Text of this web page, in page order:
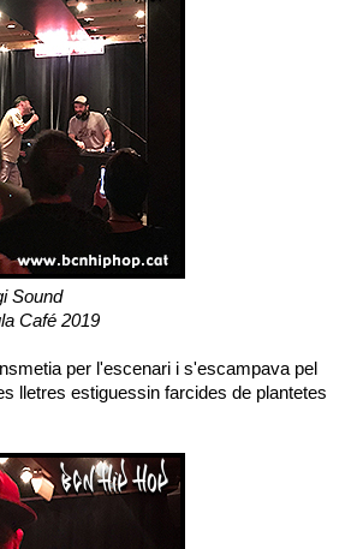
Sound
Café 2019
per l'escenari i s'escampava pel
lletres estiguessin farcides de plantetes